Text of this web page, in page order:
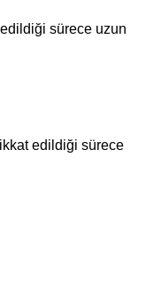
sürece uzun
edildiği sürece